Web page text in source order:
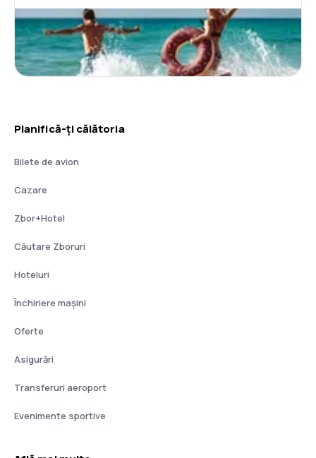
Planifică-ți călătoria
Bilete de avion
Cazare
Zbor+Hotel
Căutare Zboruri
Hoteluri
Închiriere mașini
Oferte
Asigurări
Transferuri aeroport
Evenimente sportive